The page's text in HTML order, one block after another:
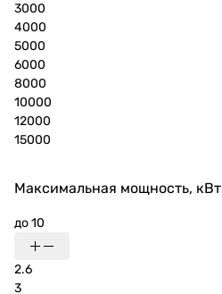
3000
4000
5000
6000
8000
10000
12000
15000
Максимальная мощность, кВт
до 10
2.6
3